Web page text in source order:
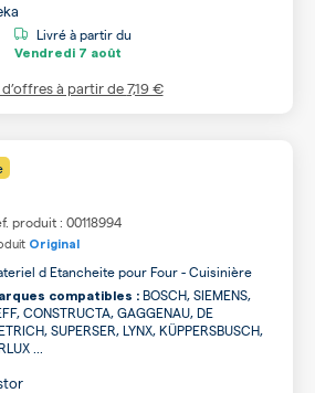
Livré à partir du
Vendredi 7 août
d’offres à partir de7,19 €
produit : 00118994
Original
d Etancheite pour Four - Cuisinière
compatibles : BOSCH, SIEMENS,
CONSTRUCTA, GAGGENAU, DE
SUPERSER, LYNX, KÜPPERSBUSCH,
...